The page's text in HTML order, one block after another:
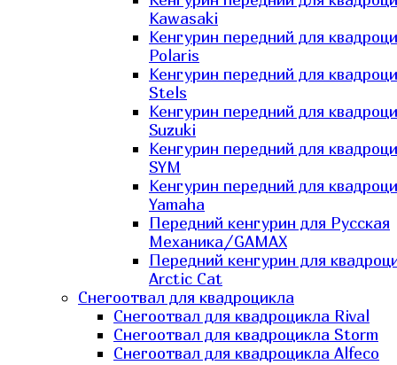
Kawasaki
Кенгурин передний для
Polaris
Кенгурин передний для
Stels
Кенгурин передний для
Suzuki
Кенгурин передний для
SYM
Кенгурин передний для
Yamaha
Передний кенгурин для Русская
Механика/GAMAX
Передний кенгурин для
Arctic Cat
Снегоотвал для квадроцикла
Снегоотвал для квадроцикла Rival
Снегоотвал для квадроцикла Storm
Снегоотвал для квадроцикла Alfeco